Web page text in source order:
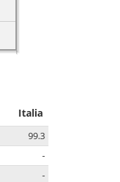
Italia
99.3
-
-